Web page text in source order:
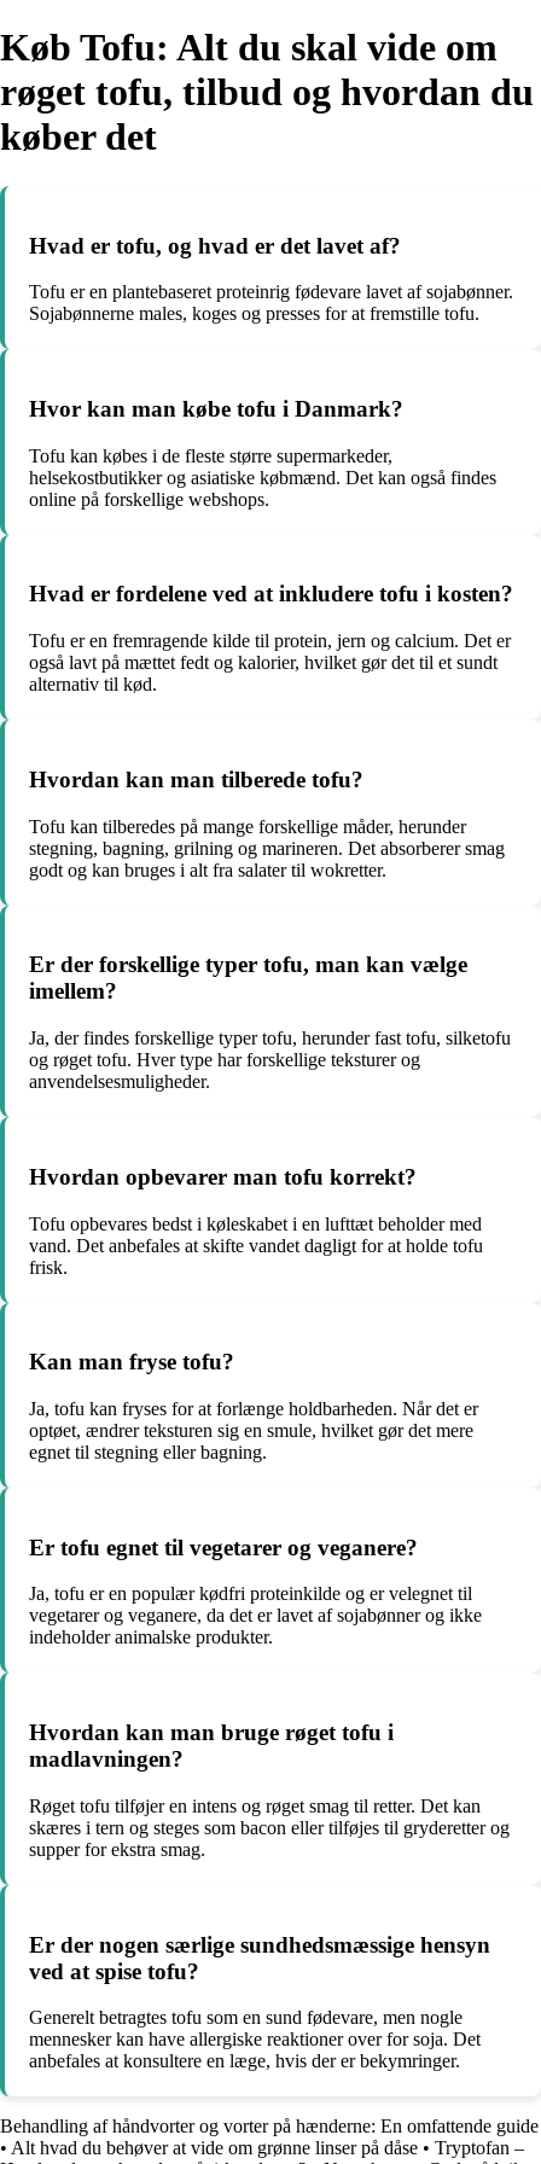
Køb Tofu: Alt du skal vide om
røget tofu, tilbud og hvordan du
køber det
Hvad er tofu, og hvad er det lavet af?
Tofu er en plantebaseret proteinrig fødevare lavet af sojabønner.
Sojabønnerne males, koges og presses for at fremstille tofu.
Hvor kan man købe tofu i Danmark?
Tofu kan købes i de fleste større supermarkeder,
helsekostbutikker og asiatiske købmænd. Det kan også findes
online på forskellige webshops.
Hvad er fordelene ved at inkludere tofu i kosten?
Tofu er en fremragende kilde til protein, jern og calcium. Det er
også lavt på mættet fedt og kalorier, hvilket gør det til et sundt
alternativ til kød.
Hvordan kan man tilberede tofu?
Tofu kan tilberedes på mange forskellige måder, herunder
stegning, bagning, grilning og marineren. Det absorberer smag
godt og kan bruges i alt fra salater til wokretter.
Er der forskellige typer tofu, man kan vælge
imellem?
Ja, der findes forskellige typer tofu, herunder fast tofu, silketofu
og røget tofu. Hver type har forskellige teksturer og
anvendelsesmuligheder.
Hvordan opbevarer man tofu korrekt?
Tofu opbevares bedst i køleskabet i en lufttæt beholder med
vand. Det anbefales at skifte vandet dagligt for at holde tofu
frisk.
Kan man fryse tofu?
Ja, tofu kan fryses for at forlænge holdbarheden. Når det er
optøet, ændrer teksturen sig en smule, hvilket gør det mere
egnet til stegning eller bagning.
Er tofu egnet til vegetarer og veganere?
Ja, tofu er en populær kødfri proteinkilde og er velegnet til
vegetarer og veganere, da det er lavet af sojabønner og ikke
indeholder animalske produkter.
Hvordan kan man bruge røget tofu i
madlavningen?
Røget tofu tilføjer en intens og røget smag til retter. Det kan
skæres i tern og steges som bacon eller tilføjes til gryderetter og
supper for ekstra smag.
Er der nogen særlige sundhedsmæssige hensyn
ved at spise tofu?
Generelt betragtes tofu som en sund fødevare, men nogle
mennesker kan have allergiske reaktioner over for soja. Det
anbefales at konsultere en læge, hvis der er bekymringer.
Behandling af håndvorter og vorter på hænderne: En omfattende guide
• Alt hvad du behøver at vide om grønne linser på dåse • Tryptofan –